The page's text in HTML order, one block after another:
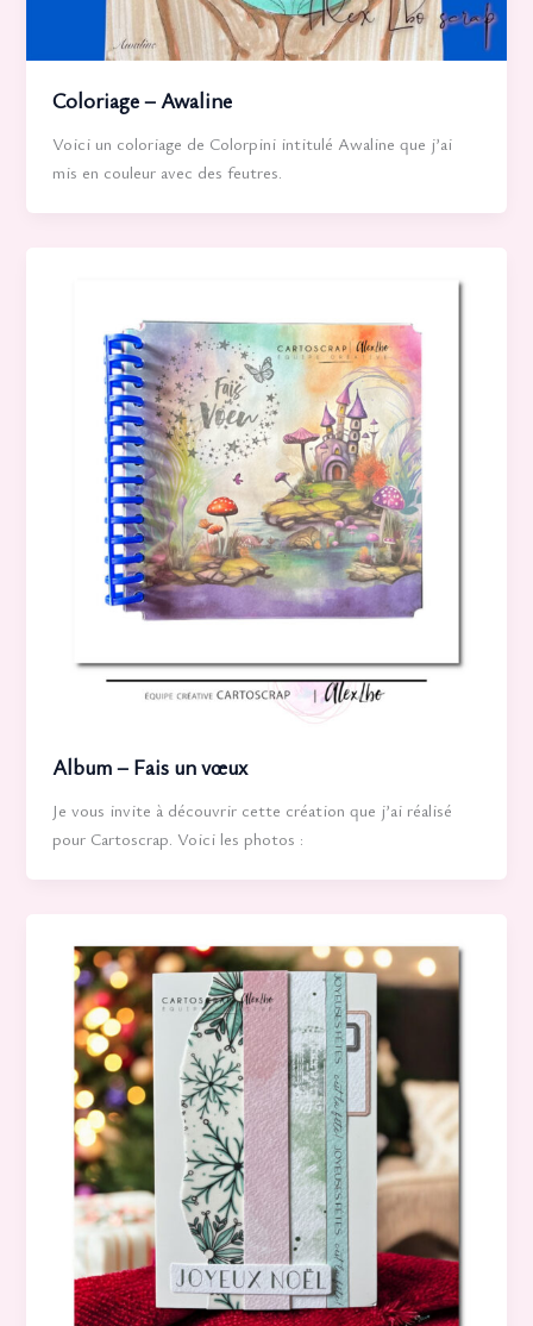
Coloriage – Awaline
Voici un coloriage de Colorpini intitulé Awaline que j’ai
mis en couleur avec des feutres.
Album – Fais un vœux
Je vous invite à découvrir cette création que j’ai réalisé
pour Cartoscrap. Voici les photos :